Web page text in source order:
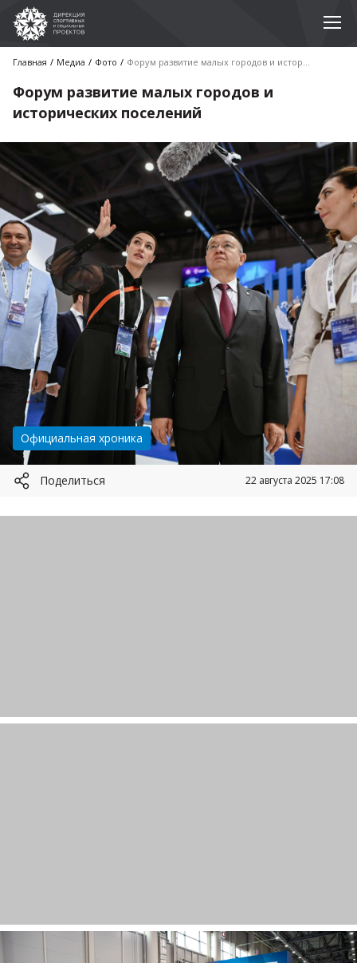
Главная Медиа Фото Форум развитие малых городов и исторических поселений
Форум развитие малых городов и
исторических поселений
Категория:
Официальная хроника
22 августа 2025 17:08
Поделиться